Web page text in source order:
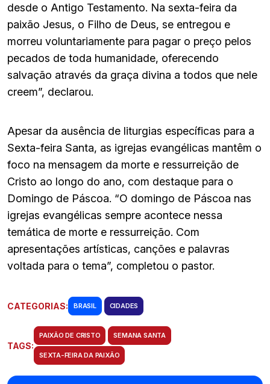
desde o Antigo Testamento. Na sexta-feira da
paixão Jesus, o Filho de Deus, se entregou e
morreu voluntariamente para pagar o preço pelos
pecados de toda humanidade, oferecendo
salvação através da graça divina a todos que nele
creem”, declarou.
Apesar da ausência de liturgias específicas para a
Sexta-feira Santa, as igrejas evangélicas mantêm o
foco na mensagem da morte e ressurreição de
Cristo ao longo do ano, com destaque para o
Domingo de Páscoa. “O domingo de Páscoa nas
igrejas evangélicas sempre acontece nessa
temática de morte e ressurreição. Com
apresentações artísticas, canções e palavras
voltada para o tema”, completou o pastor.
CATEGORIAS: BRASIL CIDADES
TAGS:
PAIXÃO DE CRISTO SEMANA SANTA
SEXTA-FEIRA DA PAIXÃO